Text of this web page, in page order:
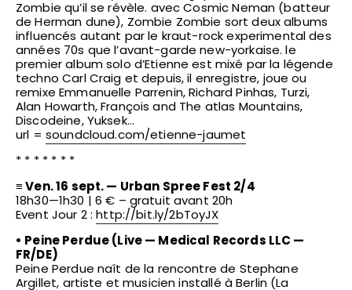
Zombie qu’il se révèle. avec Cosmic Neman (batteur
de Herman dune), Zombie Zombie sort deux albums
influencés autant par le kraut-rock experimental des
années 70s que l’avant-garde new-yorkaise. le
premier album solo d’Etienne est mixé par la légende
techno Carl Craig et depuis, il enregistre, joue ou
remixe Emmanuelle Parrenin, Richard Pinhas, Turzi,
Alan Howarth, François and The atlas Mountains,
Discodeine, Yuksek…
url = soundcloud.com/etienne-jaumet
* * * * * * *
≡ Ven. 16 sept. — Urban Spree Fest 2/4
18h30—1h30 | 6 € – gratuit avant 20h
Event Jour 2 :http://bit.ly/2bToyJX
• Peine Perdue (Live — Medical Records LLC —
FR/DE)
Peine Perdue naît de la rencontre de Stephane
Argillet, artiste et musicien installé à Berlin (La